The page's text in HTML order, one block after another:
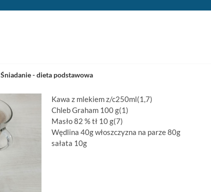
Śniadanie - dieta podstawowa
Kawa z mlekiem z/c250ml(1,7)
Chleb Graham 100 g(1)
Masło 82 % tł 10 g(7)
Wędlina 40g włoszczyzna na parze 80g
sałata 10g